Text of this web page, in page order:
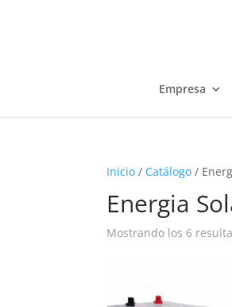
Empresa
Inicio / Catálogo /
Energia
Mostrando los 6